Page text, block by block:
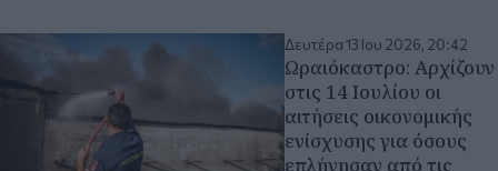
Δευτέρα 13 Ιου 2026, 20:42
Ωραιόκαστρο: Αρχίζουν
στις 14 Ιουλίου οι
αιτήσεις οικονομικής
ενίσχυσης για όσους
επλήγησαν από τις